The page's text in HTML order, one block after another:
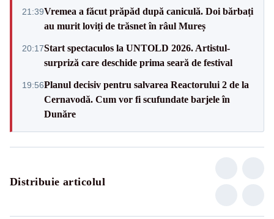
21:39Vremea a făcut prăpăd după caniculă. Doi bărbați
au murit loviți de trăsnet în râul Mureș
20:17Start spectaculos la UNTOLD 2026. Artistul-
surpriză care deschide prima seară de festival
19:56Planul decisiv pentru salvarea Reactorului 2 de la
Cernavodă. Cum vor fi scufundate barjele în
Dunăre
Distribuie articolul